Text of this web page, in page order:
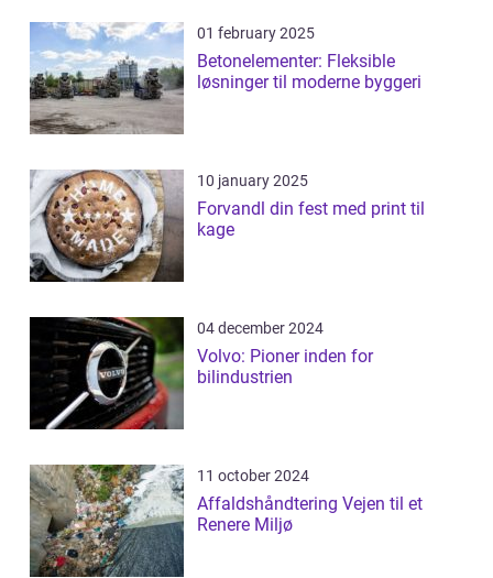
01 february 2025
Betonelementer: Fleksible
løsninger til moderne byggeri
10 january 2025
Forvandl din fest med print til
kage
04 december 2024
Volvo: Pioner inden for
bilindustrien
11 october 2024
Affaldshåndtering Vejen til et
Renere Miljø